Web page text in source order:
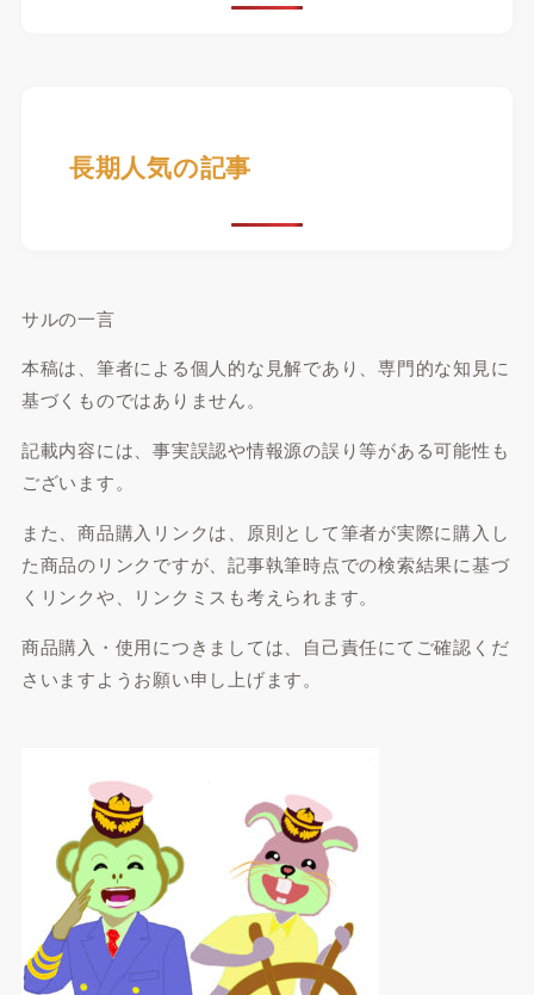
長期人気の記事
サルの一言
本稿は、筆者による個人的な見解であり、専門的な知見に
基づくものではありません。
記載内容には、事実誤認や情報源の誤り等がある可能性も
ございます。
また、商品購入リンクは、原則として筆者が実際に購入し
た商品のリンクですが、記事執筆時点での検索結果に基づ
くリンクや、リンクミスも考えられます。
商品購入・使用につきましては、自己責任にてご確認くだ
さいますようお願い申し上げます。